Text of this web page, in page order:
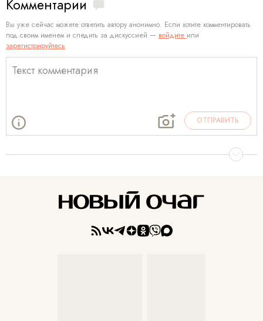
Комментарии
Вы уже сейчас можете ответить автору анонимно. Если хотите комментировать
под своим именем и следить за дискуссией — войдите или
зарегистрируйтесь
ОТПРАВИТЬ